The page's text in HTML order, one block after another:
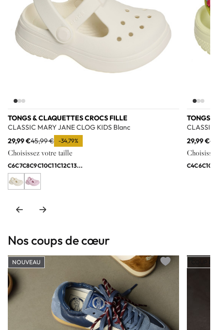
TONGS & CLAQUETTES CROCS FILLE
CLASSIC MARY JANE CLOG KIDS Blanc
29,99 €45,99 € -34,79%
Choisissez votre taille
C6C7C8C9C10C11C12C13...
TONGS
CLASSIC
29,99 €
C4C6C10
Nos coups de cœur
NOUVEAU
Add to wishlist